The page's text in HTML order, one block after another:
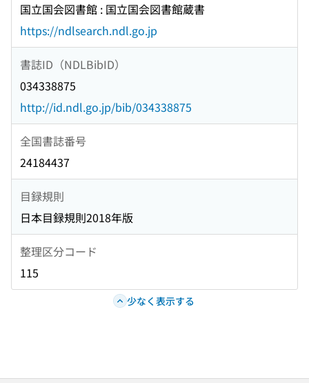
国立国会図書館 : 国立国会図書館蔵書
https://ndlsearch.ndl.go.jp
書誌ID（NDLBibID）
034338875
http://id.ndl.go.jp/bib/034338875
全国書誌番号
24184437
目録規則
日本目録規則2018年版
整理区分コード
115
少なく表示する